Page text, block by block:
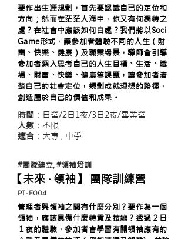
要作出生涯規劃，首先要認識自己的定位和
方向；然而在茫茫人海中，你又有何獨特之
處？在社會中應該如何自處？我們將以Soci
Game形式，讓參加者體驗不同的人生（財
富、快樂、健康）及職業場景，導師會引導
參加者深入思考自己的人生目標、生活、職
場、財富、快樂、健康等課題，讓參加者清
楚自己的社會定位，規劃成就理想的路徑，
創造屬於自己的價值和成果。
時間 ：日營/2日1夜/3日2夜/畢業營
人數 ：不限
適合 ：大專 , 中學
#團隊建立, #領袖培訓
【未來 ‧ 領袖】 團隊訓練營
​PT-E004
管理者與領袖之間有什麼分別？要作為一個
領袖，應該具備什麼特質及技能？透過２日
１夜的體驗，參加者會學習有關領袖應有的